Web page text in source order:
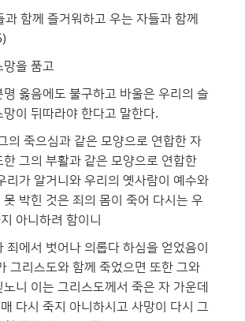
과 함께 즐거워하고 우는 자들과 함께
을 품고
옳음에도 불구하고 바울은 우리의 슬
이 뒤따라야 한다고 말한다.
의 죽으심과 같은 모양으로 연합한 자
한 그의 부활과 같은 모양으로 연합한
리가 알거니와 우리의 옛사람이 예수와
박힌 것은 죄의 몸이 죽어 다시는 우
아니하려 함이니
죄에서 벗어나 의롭다 하심을 얻었음이
그리스도와 함께 죽었으면 또한 그와
니 이는 그리스도께서 죽은 자 가운데
다시 죽지 아니하시고 사망이 다시 그